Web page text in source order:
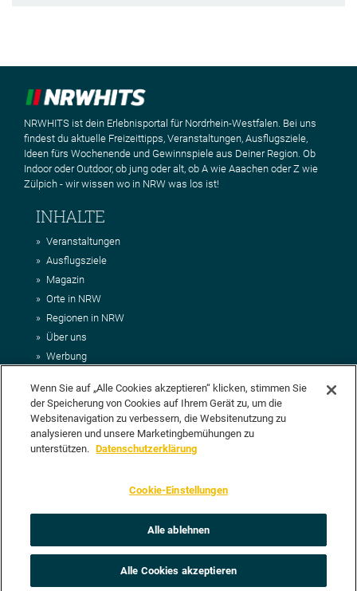
NRWHITS ist dein Erlebnisportal für Nordrhein-Westfalen. Bei uns
findest du aktuelle Freizeittipps, Veranstaltungen, Ausflugsziele,
Ideen fürs Wochenende und Gewinnspiele aus Deiner Region. Ob
Indoor oder Outdoor, ob jung oder alt, ob A wie Aaachen oder Z wie
Zülpich - wir wissen wo in NRW was los ist!
INHALTE
Veranstaltungen
Ausflugsziele
Magazin
Orte in NRW
Regionen in NRW
Über uns
Werbung
Impressum
AGB
Datenschutz
DEIN VORSCHLAG FÜR NRWHITS
vorschlagen? Klasse, dann nutze doch einfach
Unsere Redaktion wird Deinen Vorschlag dann so schnell wie
Wenn Sie auf „Alle Cookies akzeptieren“ klicken, stimmen Sie
der Speicherung von Cookies auf Ihrem Gerät zu, um die
Websitenavigation zu verbessern, die Websitenutzung zu
analysieren und unsere Marketingbemühungen zu
unterstützen. Datenschutzerklärung
Cookie-Einstellungen
Alle ablehnen
Alle Cookies akzeptieren